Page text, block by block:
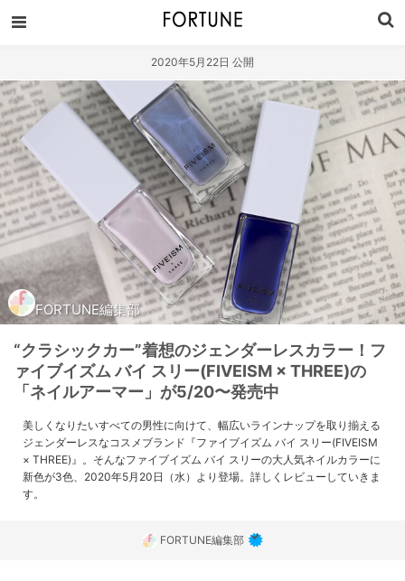
2020年5月22日 公開
FORTUNE編集部
“クラシックカー”着想のジェンダーレスカラー！フ
ァイブイズム バイ スリー(FIVEISM × THREE)の
「ネイルアーマー」が5/20〜発売中
美しくなりたいすべての男性に向けて、幅広いラインナップを取り揃える
ジェンダーレスなコスメブランド『ファイブイズム バイ スリー(FIVEISM
× THREE)』。そんなファイブイズム バイ スリーの大人気ネイルカラーに
新色が3色、2020年5月20日（水）より登場。詳しくレビューしていきま
す。
FORTUNE編集部